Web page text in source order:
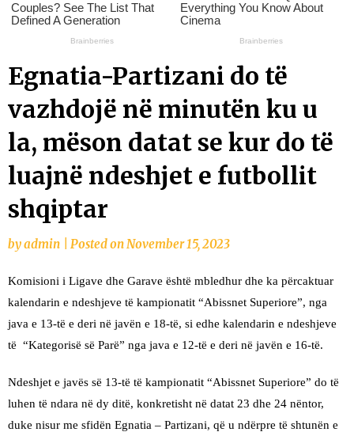
Egnatia-Partizani do të
vazhdojë në minutën ku u
la, mëson datat se kur do të
luajnë ndeshjet e futbollit
shqiptar
byadmin Posted onNovember 15, 2023
Komisioni i Ligave dhe Garave është mbledhur dhe ka përcaktuar
kalendarin e ndeshjeve të kampionatit “Abissnet Superiore”, nga
java e 13-të e deri në javën e 18-të, si edhe kalendarin e ndeshjeve
të “Kategorisë së Parë” nga java e 12-të e deri në javën e 16-të.
Ndeshjet e javës së 13-të të kampionatit “Abissnet Superiore” do të
luhen të ndara në dy ditë, konkretisht në datat 23 dhe 24 nëntor,
duke nisur me sfidën Egnatia – Partizani, që u ndërpre të shtunën e